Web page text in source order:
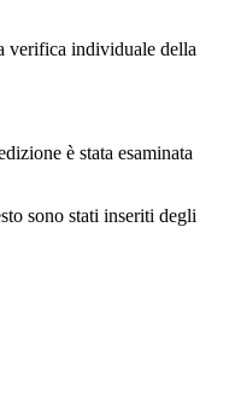
verifica individuale della
è stata esaminata
sono stati inseriti degli